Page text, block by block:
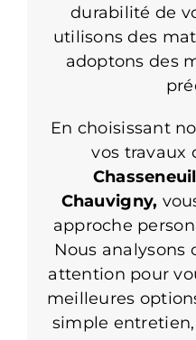
durabilité de
utilisons des
adoptons des
En choisissant
vos travaux
Chauvigny,
approche
Nous analysons
attention pour
meilleures
simple